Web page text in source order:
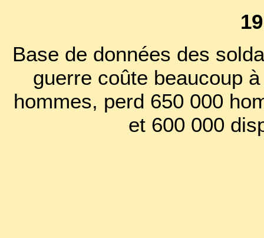
Base de données des
guerre coûte beaucoup
hommes, perd 650 000
et 600 000